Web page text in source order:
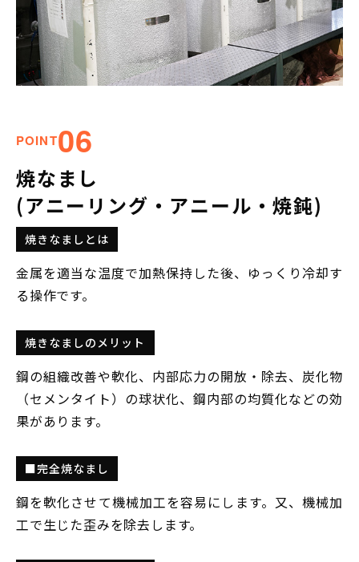
POINT06
焼なまし
(アニーリング・アニール・焼鈍)
焼きなましとは
金属を適当な温度で加熱保持した後、ゆっくり冷却す
る操作です。
焼きなましのメリット
鋼の組織改善や軟化、内部応力の開放・除去、炭化物
（セメンタイト）の球状化、鋼内部の均質化などの効
果があります。
■完全焼なまし
鋼を軟化させて機械加工を容易にします。又、機械加
工で生じた歪みを除去します。